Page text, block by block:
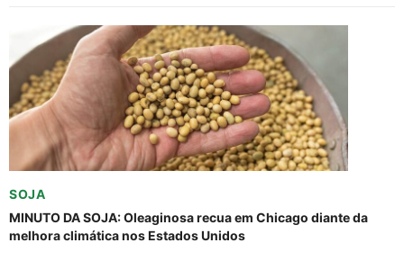
SOJA
MINUTO DA SOJA: Oleaginosa recua em Chicago diante da
melhora climática nos Estados Unidos